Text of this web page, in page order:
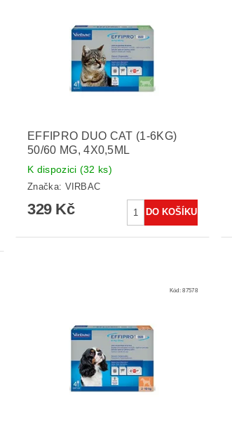
EFFIPRO DUO CAT (1-6KG)
50/60 MG, 4X0,5ML
K dispozici (32 ks)
Značka: VIRBAC
329 Kč
Kód:87578